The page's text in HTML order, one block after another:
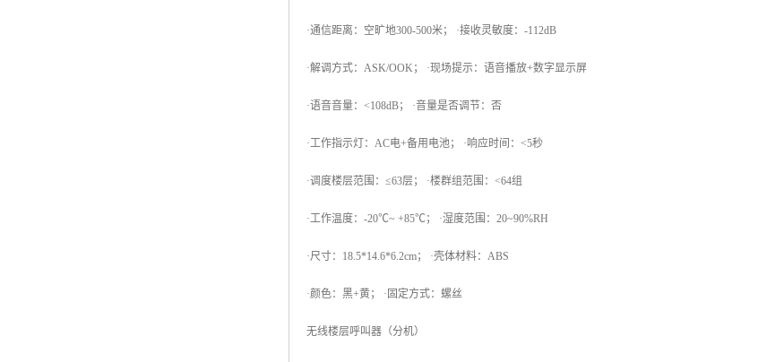
·通信距离：空旷地300-500米； ·接收灵敏度：-112dB
·解调方式：ASK/OOK； ·现场提示：语音播放+数字显示屏
·语音音量：<108dB； ·音量是否调节：否
·工作指示灯：AC电+备用电池； ·响应时间：<5秒
·调度楼层范围：≤63层； ·楼群组范围：<64组
·工作温度：-20℃~ +85℃； ·湿度范围：20~90%RH
·尺寸：18.5*14.6*6.2cm； ·壳体材料：ABS
·颜色：黑+黄； ·固定方式：螺丝
无线楼层呼叫器（分机）